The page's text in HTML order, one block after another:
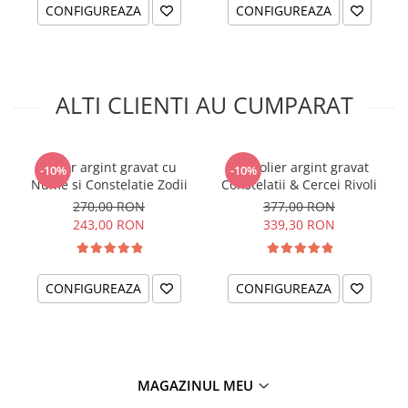
cristal dorita, constelatia potrivita si adauga la comanda o
bijuterie speciala!
CONFIGUREAZA CONFIGUREAZA
ALTI CLIENTI AU CUMPARAT
-10%
Colier argint gravat cu
Nume si Constelatie Zodii
270,00 RON
243,00 RON
CONFIGUREAZA
-10%
Set colier argint gravat
Constelatii & Cercei Rivoli
377,00 RON
339,30 RON
CONFIGUREAZA
MAGAZINUL MEU